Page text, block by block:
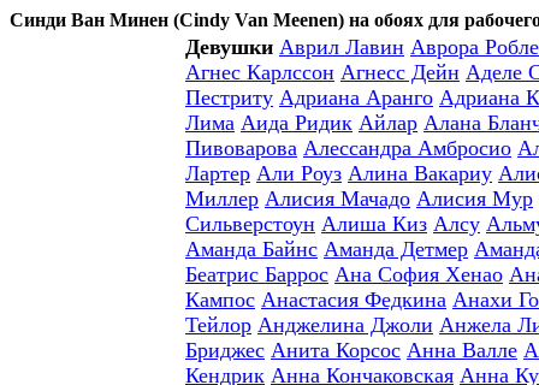
Синди Ван Минен (Cindy Van Meenen) на обоях для
Девушки Аврил Лавин Аврора
Агнес Карлссон Агнесс Дейн Аделе
Пестриту Адриана Аранго Адриана
Лима Аида Ридик Айлар Алана
Пивоварова Алессандра Амбросио
Лартер Али Роуз Алина Вакариу
Миллер Алисия Мачадо Алисия Мур
Сильверстоун Алиша Киз Алсу
Аманда Байнс Аманда Детмер
Беатрис Баррос Ана София Хенао
Кампос Анастасия Федкина Анахи
Тейлор Анджелина Джоли Анжела
Бриджес Анита Корсос Анна Валле
Кендрик Анна Кончаковская Анна